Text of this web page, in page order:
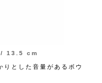
13.5 cm
りとした音量があるボウ